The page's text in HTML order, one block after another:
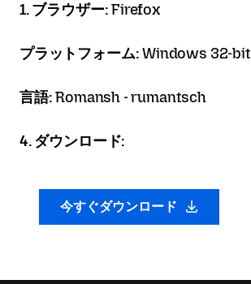
1. ブラウザー:Firefox
プラットフォーム:Windows 32-bit
言語:Romansh - rumantsch
4. ダウンロード:
今すぐダウンロード